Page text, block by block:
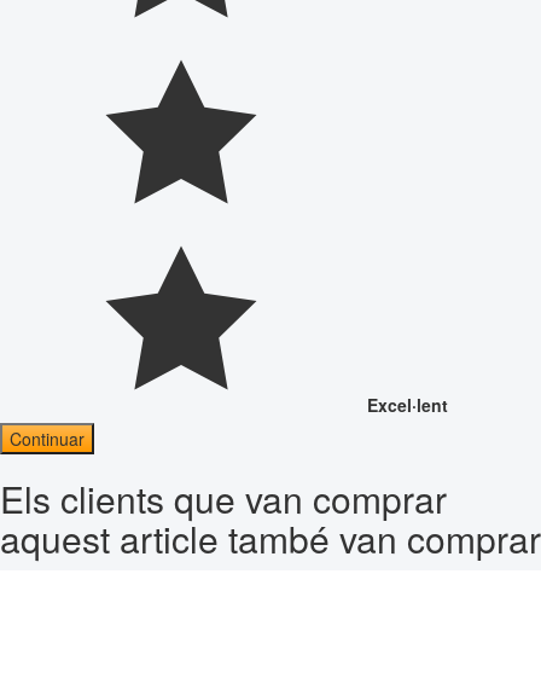
Excel·lent
Continuar
Els clients que van comprar
aquest article també van comprar